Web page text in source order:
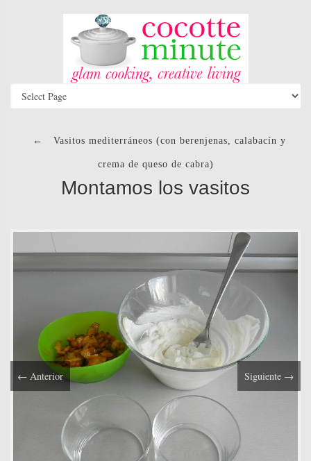
← Vasitos mediterráneos (con berenjenas, calabacín y
crema de queso de cabra)
Montamos los vasitos
← Anterior Siguiente →